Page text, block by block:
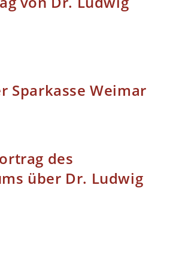
Sparkasse Weimar
des
über Dr. Ludwig